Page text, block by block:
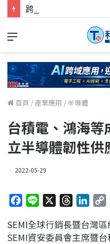
首頁 / 產業應用 /半導體
台積電、鴻海等
立半導體韌性供
2022-05-29
c
e
n
e
r
e
n
k
y
SEMI全球行銷長暨台灣
SEMI資安委員會主席暨